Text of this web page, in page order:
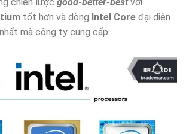
tốt hơn và dòng Intel Core đại diện
mà công ty cung cấp.